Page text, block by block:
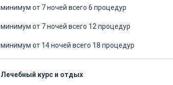
минимум от 7 ночей всего 6 процедур
минимум от 7 ночей всего 12 процедур
минимум от 14 ночей всего 18 процедур
Лечебный курс и отдых